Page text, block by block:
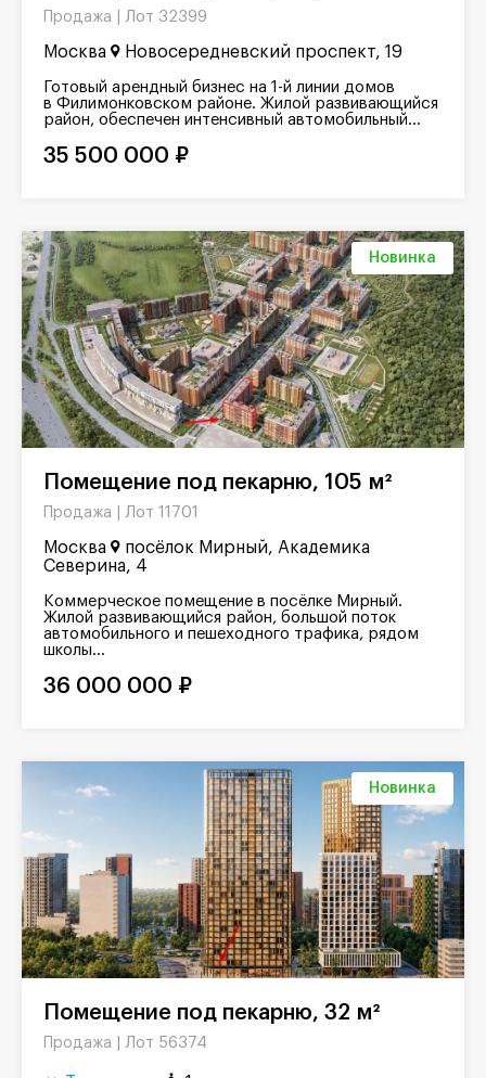
Продажа | Лот 32399
Москва Новосередневский проспект, 19
Готовый арендный бизнес на 1-й линии домов
в Филимонковском районе. Жилой развивающийся
район, обеспечен интенсивный автомобильный...
35 500 000 ₽
Новинка
Помещение под пекарню, 105 м²
Продажа | Лот 11701
Москва
посёлок Мирный, Академика
Северина, 4
Коммерческое помещение в посёлке Мирный.
Жилой развивающийся район, большой поток
автомобильного и пешеходного трафика, рядом
школы...
36 000 000 ₽
Новинка
Помещение под пекарню, 32 м²
Продажа | Лот 56374